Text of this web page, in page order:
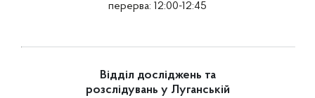
перерва: 12:00-12:45
Відділ досліджень та
розслідувань у Луганській